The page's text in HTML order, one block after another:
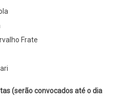
Frate
(serão convocados até o dia